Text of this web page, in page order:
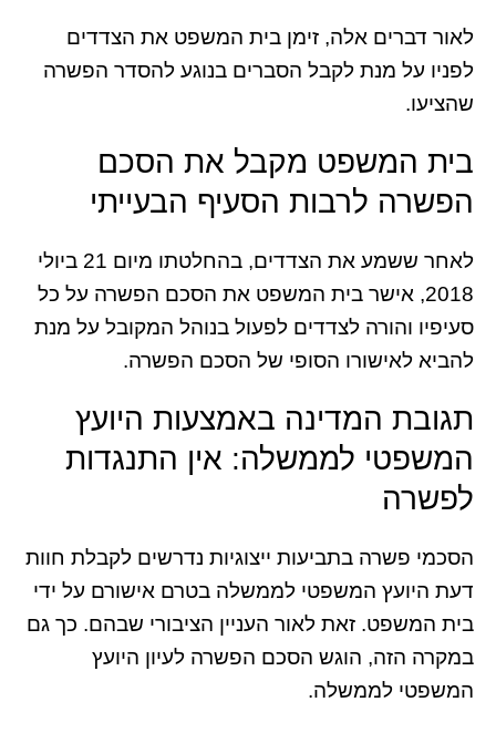
לאור דברים אלה, זימן בית המשפט את הצדדים
לפניו על מנת לקבל הסברים בנוגע להסדר הפשרה
שהציעו.
בית המשפט מקבל את הסכם
הפשרה לרבות הסעיף הבעייתי
לאחר ששמע את הצדדים, בהחלטתו מיום 21 ביולי
2018, אישר בית המשפט את הסכם הפשרה על כל
סעיפיו והורה לצדדים לפעול בנוהל המקובל על מנת
להביא לאישורו הסופי של הסכם הפשרה.
תגובת המדינה באמצעות היועץ
המשפטי לממשלה: אין התנגדות
לפשרה
הסכמי פשרה בתביעות ייצוגיות נדרשים לקבלת חוות
דעת היועץ המשפטי לממשלה בטרם אישורם על ידי
בית המשפט. זאת לאור העניין הציבורי שבהם. כך גם
במקרה הזה, הוגש הסכם הפשרה לעיון היועץ
המשפטי לממשלה.